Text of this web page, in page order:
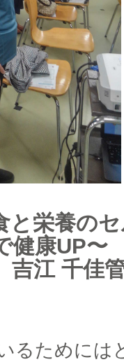
栄養の
健康UP〜
江 千佳
るためには